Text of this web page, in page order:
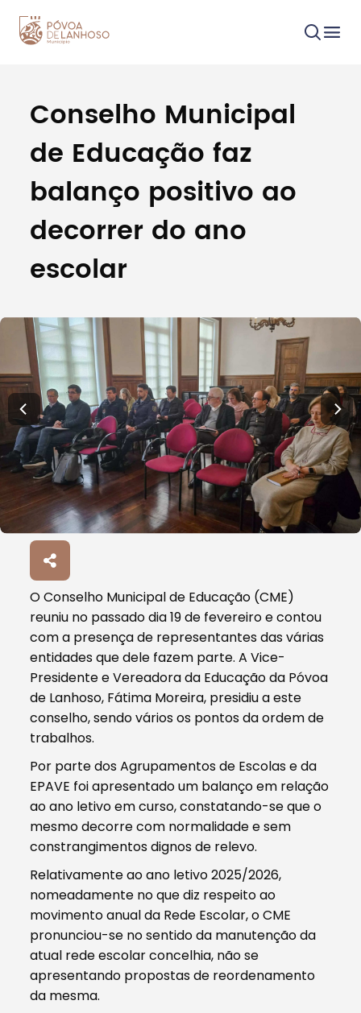
Procurar
Tipo de conteúdo
Filtros
Conselho Municipal
de Educação faz
balanço positivo ao
decorrer do ano
escolar
O Conselho Municipal de Educação (CME)
reuniu no passado dia 19 de fevereiro e contou
com a presença de representantes das várias
entidades que dele fazem parte. A Vice-
Presidente e Vereadora da Educação da Póvoa
de Lanhoso, Fátima Moreira, presidiu a este
conselho, sendo vários os pontos da ordem de
trabalhos.
Por parte dos Agrupamentos de Escolas e da
EPAVE foi apresentado um balanço em relação
ao ano letivo em curso, constatando-se que o
mesmo decorre com normalidade e sem
constrangimentos dignos de relevo.
Relativamente ao ano letivo 2025/2026,
nomeadamente no que diz respeito ao
movimento anual da Rede Escolar, o CME
pronunciou-se no sentido da manutenção da
atual rede escolar concelhia, não se
apresentando propostas de reordenamento
da mesma.